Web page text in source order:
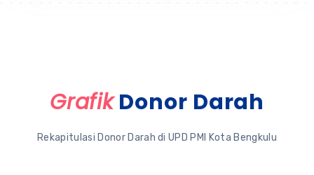
GrafikDonor Darah
Rekapitulasi Donor Darah di UPD PMI Kota Bengkulu